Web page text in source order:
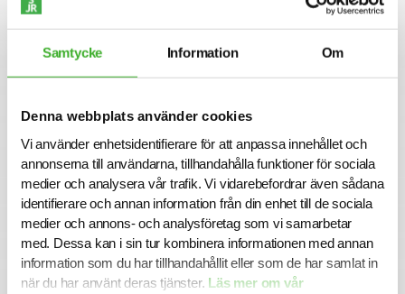
Samtycke Information Om
Denna webbplats använder cookies
Vi använder enhetsidentifierare för att anpassa innehållet och
annonserna till användarna, tillhandahålla funktioner för sociala
medier och analysera vår trafik. Vi vidarebefordrar även sådana
identifierare och annan information från din enhet till de sociala
medier och annons- och analysföretag som vi samarbetar
med. Dessa kan i sin tur kombinera informationen med annan
information som du har tillhandahållit eller som de har samlat in
när du har använt deras tjänster. Läs mer om vår
Om företaget
Nordvalls Etikett AB grundades år 1907 och är idag
Skandinaviens ledande leverantör av etiketter.
Tillsammans med våra utländska dotterbolag i Norge,
Tyskland och Storbritannien är vi 300 anställda. Nordvalls
är ett tryckeri med mångårig erfarenhet som värdesätter
långsiktiga relationer och samarbeten. Vår tillverkning
omfattar alla typer av självhäftande etiketter; från
kvalificerade flerfärgsetiketter för dekor och profilering till
otryckta etiketter för tilltryck i skrivare. Bland våra kunder
finns såväl stora livsmedelsföretag som
läkemedelstillverkare, tillverkare av produkter för skönhet